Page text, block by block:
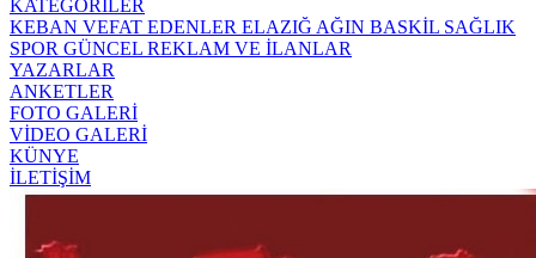
KATEGORİLER
KEBAN VEFAT EDENLER ELAZIĞ AĞIN BASKİL SAĞLIK
SPOR GÜNCEL REKLAM VE İLANLAR
YAZARLAR
ANKETLER
FOTO GALERİ
VİDEO GALERİ
KÜNYE
İLETİŞİM